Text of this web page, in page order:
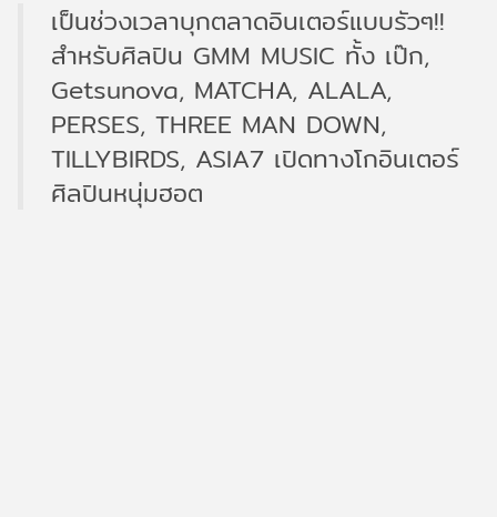
เป็นช่วงเวลาบุกตลาดอินเตอร์แบบรัวๆ!!
สำหรับศิลปิน GMM MUSIC ทั้ง เป๊ก,
Getsunova, MATCHA, ALALA,
PERSES, THREE MAN DOWN,
TILLYBIRDS, ASIA7 เปิดทางโกอินเตอร์
ศิลปินหนุ่มฮอต